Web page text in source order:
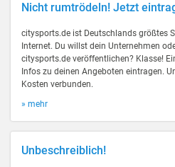
Nicht rumtrödeln! Jetzt
citysports.de ist Deutschlands größtes
Internet. Du willst dein Unternehmen
citysports.de veröffentlichen? Klasse!
Infos zu deinen Angeboten eintragen.
Kosten verbunden.
» mehr
Unbeschreiblich!